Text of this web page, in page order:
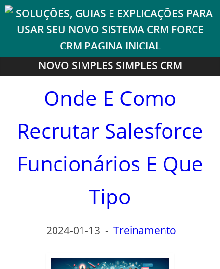
NOVO SIMPLES SIMPLES CRM
Onde E Como
Recrutar Salesforce
Funcionários E Que
Tipo
2024-01-13 - Treinamento